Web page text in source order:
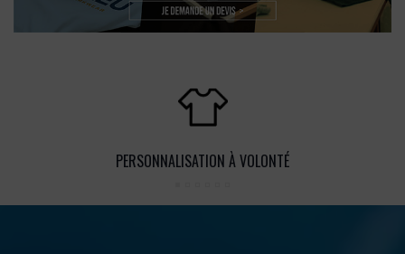
PERSONNALISATION À VOLONTÉ